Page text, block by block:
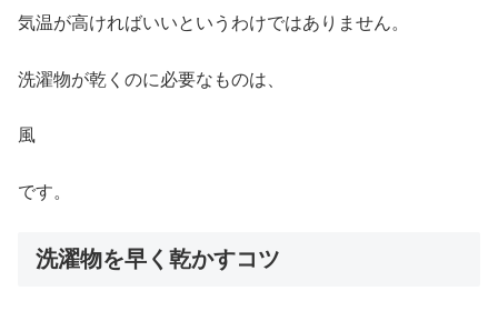
気温が高ければいいというわけではありません。
洗濯物が乾くのに必要なものは、
風
です。
洗濯物を早く乾かすコツ